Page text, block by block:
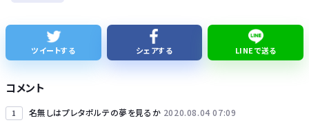
SES10年目のワイ、転職するか迷う
ツイートする シェアする LINEで送る
コメント
1 名無しはプレタポルテの夢を見るか 2020.08.04 07:09